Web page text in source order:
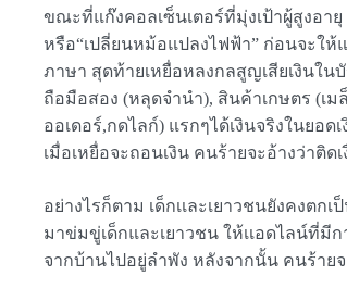
ขณะที่แก๊งคอลเซ็นเตอร์ที่มุ่งเป้าผู้สูงอา
หรือ“เปลี่ยนหม้อแปลงไฟฟ้า” ก่อนจะใ
ภาษา สุดท้ายเหยื่อหลงกลสูญเสียเงินใน
ถือมือสอง (หลุดจำนำ), สินค้าเกษตร (เ
ออเดอร์,กดไลก์) แรกๆได้เงินจริงในยอ
เมื่อเหยื่อจะถอนเงิน คนร้ายจะอ้างว่าติ
อย่างไรก็ตาม เด็กเเละเยาวชนยังคงต
มาข่มขู่เด็กและเยาวชน ให้เเอดไลน์ที่
จากบ้านไปอยู่ลำพัง หลังจากนั้น คนร้าย